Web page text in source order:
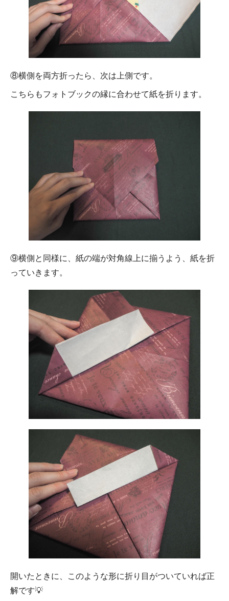
⑧横側を両方折ったら、次は上側です。
こちらもフォトブックの縁に合わせて紙を折ります。
⑨横側と同様に、紙の端が対角線上に揃うよう、紙を折
っていきます。
開いたときに、このような形に折り目がついていれば正
解です💡